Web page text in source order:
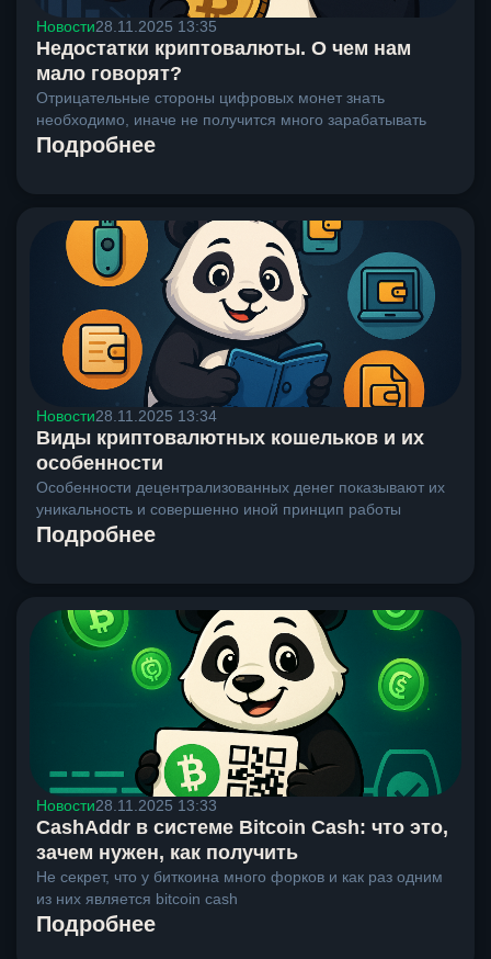
Новости28.11.2025 13:35
Недостатки криптовалюты. О чем нам
мало говорят?
Отрицательные стороны цифровых монет знать
необходимо, иначе не получится много зарабатывать
Подробнее
Новости28.11.2025 13:34
Виды криптовалютных кошельков и их
особенности
Особенности децентрализованных денег показывают их
уникальность и совершенно иной принцип работы
Подробнее
Новости28.11.2025 13:33
CashAddr в системе Bitcoin Cash: что это,
зачем нужен, как получить
Не секрет, что у биткоина много форков и как раз одним
из них является bitcoin cash
Подробнее